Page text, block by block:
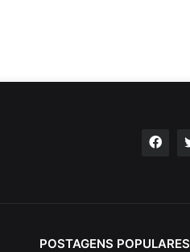
POSTAGENS POPULARES